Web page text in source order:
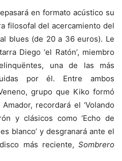
en formato acústico su
filosofal del acercamiento del
blues (de 20 a 36 euros). Le
Diego ‘el Ratón’, miembro
una de las más
por él. Entre ambos
grupo que Kiko formó
recordará el ‘Volando
y clásicos como ‘Echo de
blanco’ y desgranará ante el
más reciente, Sombrero